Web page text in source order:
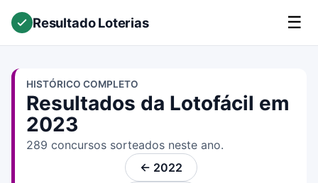
Resultado Loterias ☰
HISTÓRICO COMPLETO
Resultados da Lotofácil em
2023
289 concursos sorteados neste ano.
← 2022